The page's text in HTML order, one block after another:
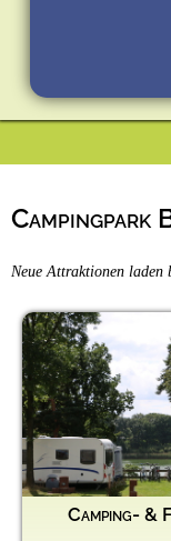
Campingpark
Neue Attraktionen laden
Camping- &